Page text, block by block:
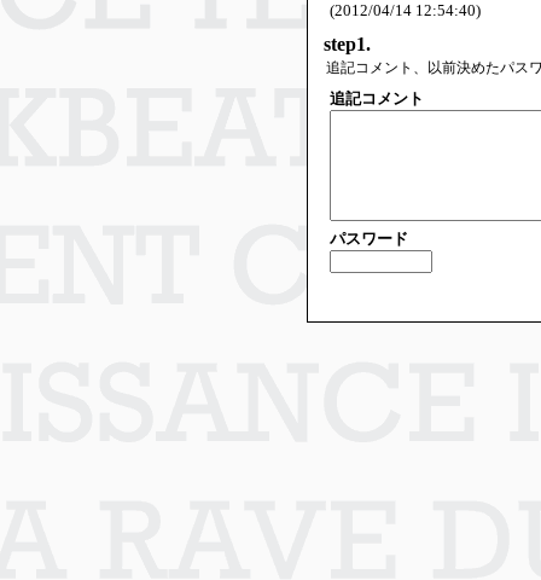
(2012/04/14 12:54:40)
step1.
追記コメント、以前決めたパス
追記コメント
パスワード